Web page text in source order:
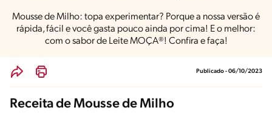
Mousse de Milho: topa experimentar? Porque a nossa versão é
rápida, fácil e você gasta pouco ainda por cima! E o melhor:
com o sabor de Leite MOÇA®! Confira e faça!
Publicado - 06/10/2023
Receita de Mousse de Milho